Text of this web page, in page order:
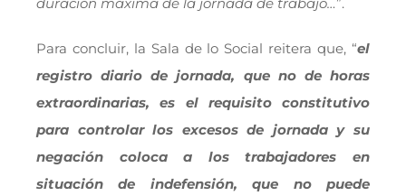
duración máxima de la jornada de trabajo…”.
Para concluir, la Sala de lo Social reitera que, “el
registro diario de jornada, que no de horas
extraordinarias, es el requisito constitutivo
para controlar los excesos de jornada y su
negación coloca a los trabajadores en
situación de indefensión, que no puede